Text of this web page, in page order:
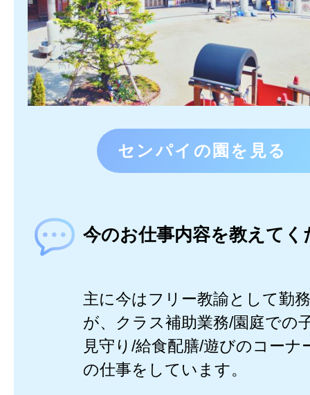
センパイの園を見る
今のお仕事内容を教えてく
主に今はフリー教諭として勤
が、クラス補助業務/園庭での
見守り/給食配膳/遊びのコーナ
の仕事をしています。